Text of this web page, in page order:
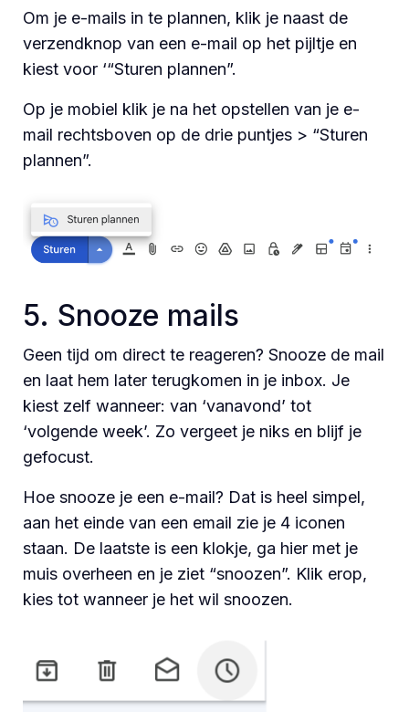
Om je e-mails in te plannen, klik je naast de
verzendknop van een e-mail op het pijltje en
kiest voor ‘“Sturen plannen”.
Op je mobiel klik je na het opstellen van je e-
mail rechtsboven op de drie puntjes > “Sturen
plannen”.
5. Snooze mails
Geen tijd om direct te reageren? Snooze de mail
en laat hem later terugkomen in je inbox. Je
kiest zelf wanneer: van ‘vanavond’ tot
‘volgende week’. Zo vergeet je niks en blijf je
gefocust.
Hoe snooze je een e-mail? Dat is heel simpel,
aan het einde van een email zie je 4 iconen
staan. De laatste is een klokje, ga hier met je
muis overheen en je ziet “snoozen”. Klik erop,
kies tot wanneer je het wil snoozen.